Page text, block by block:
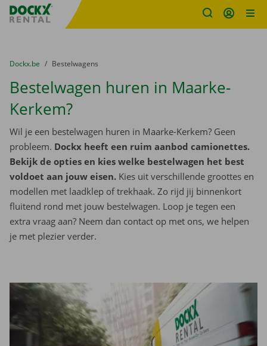
Fratello DEMO
U bevindt zich hier:
van
Dockx.be naar
Bestelwagens
Bestelwagen huren in Maarke-
Kerkem?
Wil je een bestelwagen huren in Maarke-Kerkem? Geen
probleem. Dockx heeft een ruim aanbod camionettes.
Bekijk de opties en kies welke bestelwagen het best
voldoet aan jouw eisen. Kies uit verschillende groottes en
modellen met laadklep of trekhaak. Zo rijd jij binnenkort
fluitend rond met jouw bestelwagen. Loop je tegen een
extra vraag aan? Neem dan contact op met ons, we helpen
je met plezier verder.